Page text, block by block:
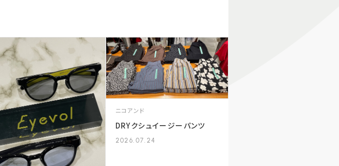
ニコアンド
DRYクシュイージーパンツ
2026.07.24